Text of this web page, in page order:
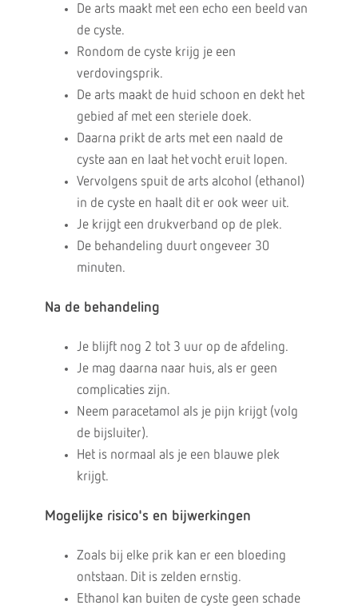
De arts maakt met een echo een beeld van
de cyste.
Rondom de cyste krijg je een
verdovingsprik.
De arts maakt de huid schoon en dekt het
gebied af met een steriele doek.
Daarna prikt de arts met een naald de
cyste aan en laat het vocht eruit lopen.
Vervolgens spuit de arts alcohol (ethanol)
in de cyste en haalt dit er ook weer uit.
Je krijgt een drukverband op de plek.
De behandeling duurt ongeveer 30
minuten.
Na de behandeling
Je blijft nog 2 tot 3 uur op de afdeling.
Je mag daarna naar huis, als er geen
complicaties zijn.
Neem paracetamol als je pijn krijgt (volg
de bijsluiter).
Het is normaal als je een blauwe plek
krijgt.
Mogelijke risico's en bijwerkingen
Zoals bij elke prik kan er een bloeding
ontstaan. Dit is zelden ernstig.
Ethanol kan buiten de cyste geen schade